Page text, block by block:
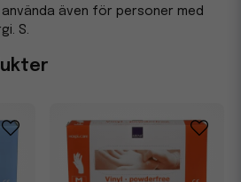
även för personer med
S.